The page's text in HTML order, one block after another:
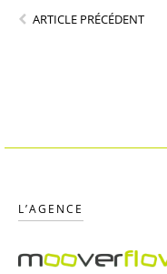
ARTICLE PRÉCÉDENT
L’AGENCE